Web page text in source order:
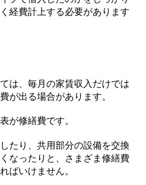
経費計上する必要があります
は、毎月の家賃収入だけでは
が出る場合があります。
が修繕費です。
たり、共用部分の設備を交換
なったりと、さまざま修繕費
ばいけません。